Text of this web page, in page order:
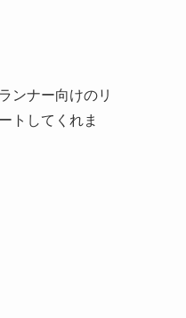
ンナー向けのリ
トしてくれま